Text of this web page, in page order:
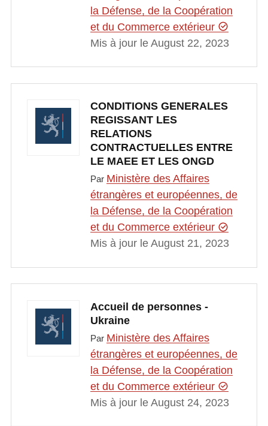
la Défense, de la Coopération
et du Commerce extérieur
Mis à jour le August 22, 2023
CONDITIONS GENERALES
REGISSANT LES
RELATIONS
CONTRACTUELLES ENTRE
LE MAEE ET LES ONGD
Par Ministère des Affaires
étrangères et européennes, de
la Défense, de la Coopération
et du Commerce extérieur
Mis à jour le August 21, 2023
Accueil de personnes -
Ukraine
Par Ministère des Affaires
étrangères et européennes, de
la Défense, de la Coopération
et du Commerce extérieur
Mis à jour le August 24, 2023